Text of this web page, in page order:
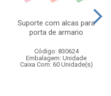
Suporte com alcas para
porta de armario
Código: 830624
Embalagem: Unidade
Caixa Com: 60 Unidade(s)